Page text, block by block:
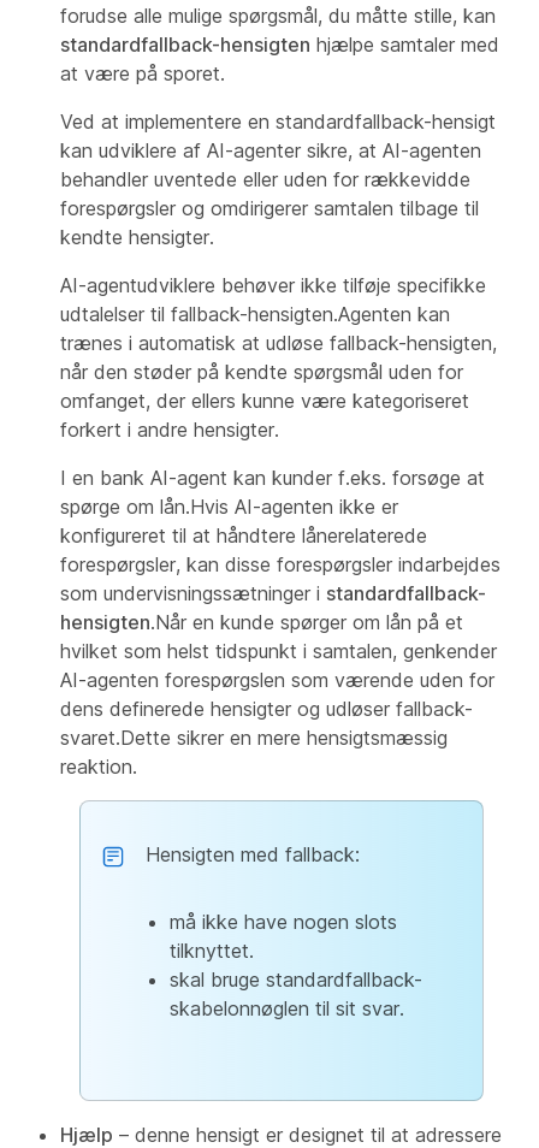
forudse alle mulige spørgsmål, du måtte stille, kan
standardfallback-hensigten hjælpe samtaler med
at være på sporet.
Ved at implementere en standardfallback-hensigt
kan udviklere af AI-agenter sikre, at AI-agenten
behandler uventede eller uden for rækkevidde
forespørgsler og omdirigerer samtalen tilbage til
kendte hensigter.
AI-agentudviklere behøver ikke tilføje specifikke
udtalelser til fallback-hensigten.Agenten kan
trænes i automatisk at udløse fallback-hensigten,
når den støder på kendte spørgsmål uden for
omfanget, der ellers kunne være kategoriseret
forkert i andre hensigter.
I en bank AI-agent kan kunder f.eks. forsøge at
spørge om lån.Hvis AI-agenten ikke er
konfigureret til at håndtere lånerelaterede
forespørgsler, kan disse forespørgsler indarbejdes
som undervisningssætninger i standardfallback-
hensigten.Når en kunde spørger om lån på et
hvilket som helst tidspunkt i samtalen, genkender
AI-agenten forespørgslen som værende uden for
dens definerede hensigter og udløser fallback-
svaret.Dette sikrer en mere hensigtsmæssig
reaktion.
Hensigten med fallback:
må ikke have nogen slots
tilknyttet.
skal bruge standardfallback-
skabelonnøglen til sit svar.
Hjælp – denne hensigt er designet til at adressere